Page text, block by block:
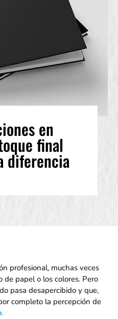
en
final
diferencia
profesional, muchas veces
de papel o los colores. Pero
pasa desapercibido y que,
completo la percepción de
.